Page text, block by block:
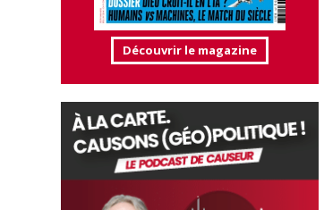
Découvrir le magazine